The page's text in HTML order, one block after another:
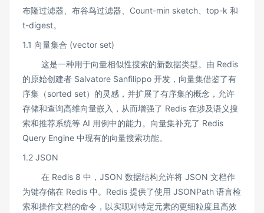
布隆过滤器、布谷鸟过滤器、Count-min sketch、top-k 和
t-digest。
1.1 向量集合 (vector set)
这是一种用于向量相似性搜索的新数据类型。由 Redis
的原始创建者 Salvatore Sanfilippo 开发，向量集借鉴了有
序集（sorted set）的灵感，并扩展了有序集的概念，允许
存储和查询高维向量嵌入，从而增强了 Redis 在涉及语义搜
索和推荐系统等 AI 用例中的能力。向量集补充了 Redis
Query Engine 中现有的向量搜索功能。
1.2 JSON
在 Redis 8 中，JSON 数据结构允许将 JSON 文档作
为键存储在 Redis 中。Redis 提供了使用 JSONPath 语言检
索和操作文档的命令，以实现对特定元素的更细粒度且高效